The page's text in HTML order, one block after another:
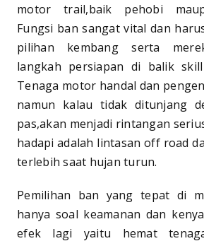
motor trail,baik pehobi
Fungsi ban sangat vital dan
pilihan kembang serta
langkah persiapan di balik
Tenaga motor handal dan
namun kalau tidak ditunjang
pas,akan menjadi rintangan
hadapi adalah lintasan off road
terlebih saat hujan turun.
Pemilihan ban yang tepat di
hanya soal keamanan dan
efek lagi yaitu hemat